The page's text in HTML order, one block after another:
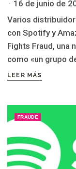
16 de junio de
Varios
con Spotify y
Fights Fraud, una
como «un grupo
LEER MÁS
FRAUDE